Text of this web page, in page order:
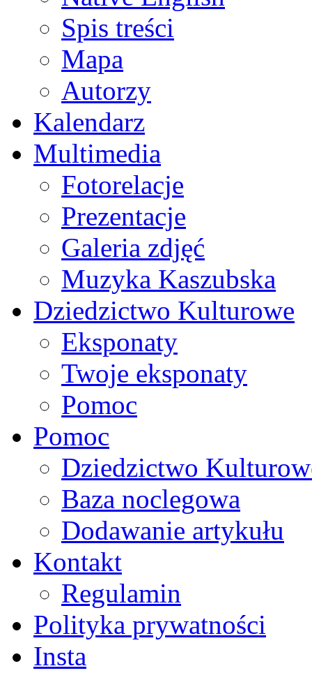
Spis treści
Mapa
Autorzy
Kalendarz
Multimedia
Fotorelacje
Prezentacje
Galeria zdjęć
Muzyka Kaszubska
Dziedzictwo Kulturowe
Eksponaty
Twoje eksponaty
Pomoc
Pomoc
Dziedzictwo
Baza noclegowa
Dodawanie artykułu
Kontakt
Regulamin
Polityka prywatności
Insta